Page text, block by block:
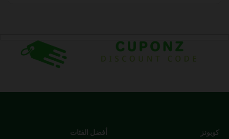
كوبونز أفضل الفئات